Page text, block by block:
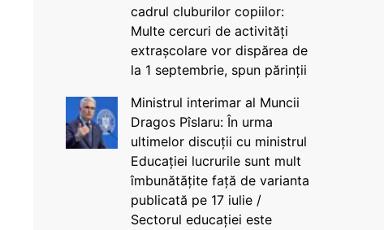
cadrul cluburilor copiilor:
Multe cercuri de activități
extrașcolare vor dispărea de
la 1 septembrie, spun părinții
Ministrul interimar al Muncii
Dragos Pîslaru: În urma
ultimelor discuții cu ministrul
Educației lucrurile sunt mult
îmbunătățite față de varianta
publicată pe 17 iulie /
Sectorul educației este